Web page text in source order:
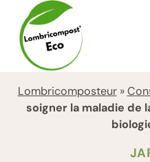
contenu
Lombricomposteur»
soigner la maladie de